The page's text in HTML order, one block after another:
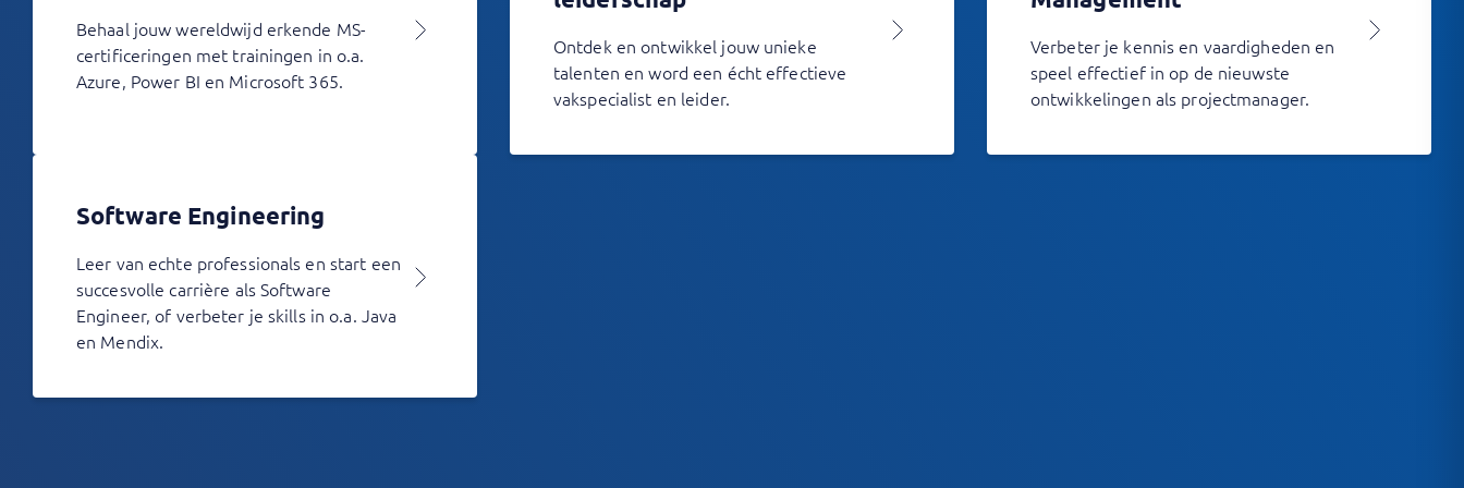
Behaal jouw wereldwijd erkende MS-
certificeringen met trainingen in o.a.
Azure, Power BI en Microsoft 365.
Ontdek en ontwikkel jouw unieke
talenten en word een écht effectieve
vakspecialist en leider.
Verbeter je kennis en vaardigheden en
speel effectief in op de nieuwste
ontwikkelingen als projectmanager.
Software Engineering
Leer van echte professionals en start een
succesvolle carrière als Software
Engineer, of verbeter je skills in o.a. Java
en Mendix.